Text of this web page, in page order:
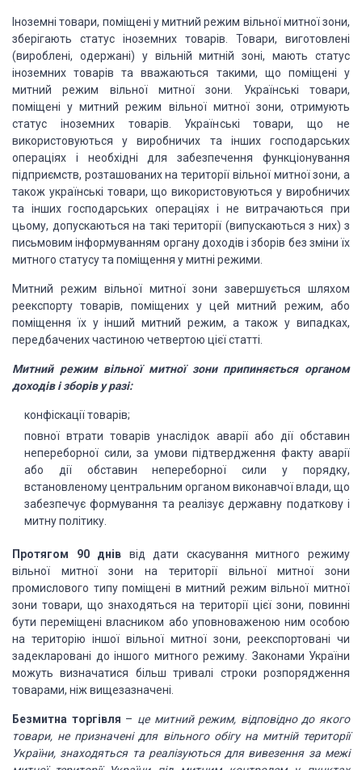
Іноземні товари, поміщені у митний режим вільної митної зони,
зберігають статус іноземних товарів. Товари, виготовлені
(вироблені, одержані) у вільній митній зоні, мають статус
іноземних товарів та вважаються такими, що поміщені у
митний режим вільної митної зони. Українські товари,
поміщені у митний режим вільної митної зони, отримують
статус іноземних товарів. Українські товари, що не
використовуються у виробничих та інших господарських
операціях і необхідні для забезпечення функціонування
підприємств, розташованих на території вільної митної зони, а
також українські товари, що використовуються у виробничих
та інших господарських операціях і не витрачаються при
цьому, допускаються на такі території (випускаються з них) з
письмовим інформуванням органу доходів і зборів без зміни їх
митного статусу та поміщення у митні режими.
Митний режим вільної митної зони завершується шляхом
реекспорту товарів, поміщених у цей митний режим, або
поміщення їх у інший митний режим, а також у випадках,
передбачених частиною четвертою цієї статті.
Митний режим вільної митної зони припиняється органом
доходів і зборів у разі:
конфіскації товарів;
повної втрати товарів унаслідок аварії або дії обставин
непереборної сили, за умови підтвердження факту аварії
або дії обставин непереборної сили у порядку,
встановленому центральним органом виконавчої влади, що
забезпечує формування та реалізує державну податкову і
митну політику.
Протягом 90 днів від дати скасування митного режиму
вільної митної зони на території вільної митної зони
промислового типу поміщені в митний режим вільної митної
зони товари, що знаходяться на території цієї зони, повинні
бути переміщені власником або уповноваженою ним особою
на територію іншої вільної митної зони, реекспортовані чи
задекларовані до іншого митного режиму. Законами України
можуть визначатися більш тривалі строки розпорядження
товарами, ніж вищезазначені.
Безмитна торгівля – це митний режим, відповідно до якого
товари, не призначені для вільного обігу на митній території
України, знаходяться та реалізуються для вивезення за межі